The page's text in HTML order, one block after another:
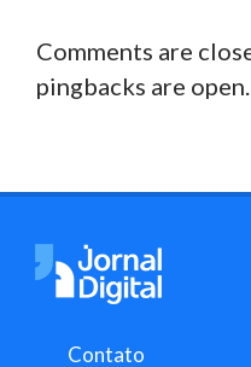
Comments are
pingbacks are open.
Contato